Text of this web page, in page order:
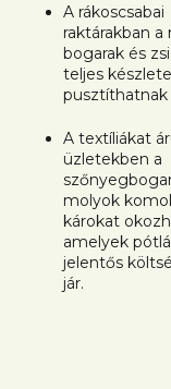
A rákoscsabai
raktárakban a
bogarak és
teljes
pusztíthatnak
A textíliákat
üzletekben a
molyok
károkat
amelyek
jelentős
jár.